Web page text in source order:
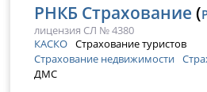
РНКБ Страхование (
лицензия СЛ № 4380
КАСКО Страхование туристов
Страхование недвижимости
ДМС